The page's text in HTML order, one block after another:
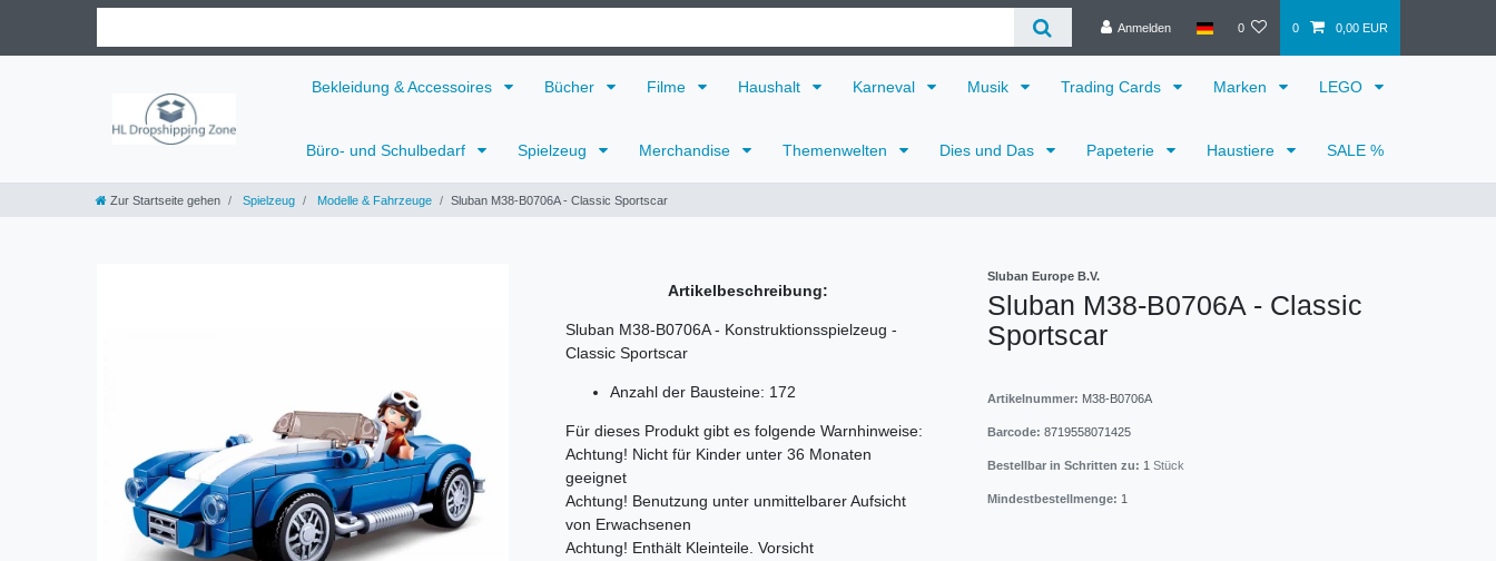
Anmelden 0 0 0,00 EUR
Bekleidung & Accessoires Bücher Filme Haushalt Karneval Musik Trading Cards Marken LEGO
Büro- und Schulbedarf Spielzeug Merchandise Themenwelten Dies und Das Papeterie Haustiere SALE %
Zur Startseite gehen Spielzeug Modelle & Fahrzeuge Sluban M38-B0706A - Classic Sportscar
Artikelbeschreibung:
Sluban M38-B0706A - Konstruktionsspielzeug -
Classic Sportscar
Anzahl der Bausteine: 172
Für dieses Produkt gibt es folgende Warnhinweise:
Achtung! Nicht für Kinder unter 36 Monaten
geeignet
Achtung! Benutzung unter unmittelbarer Aufsicht
von Erwachsenen
Achtung! Enthält Kleinteile. Vorsicht
Sluban Europe B.V.
Sluban M38-B0706A - Classic
Sportscar
Artikelnummer: M38-B0706A
Barcode: 8719558071425
Bestellbar in Schritten zu: 1 Stück
Mindestbestellmenge: 1